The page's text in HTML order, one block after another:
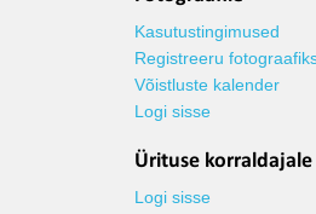
Kasutustingimused
Registreeru
Võistluste kalender
Logi sisse
Ürituse korraldajale
Logi sisse